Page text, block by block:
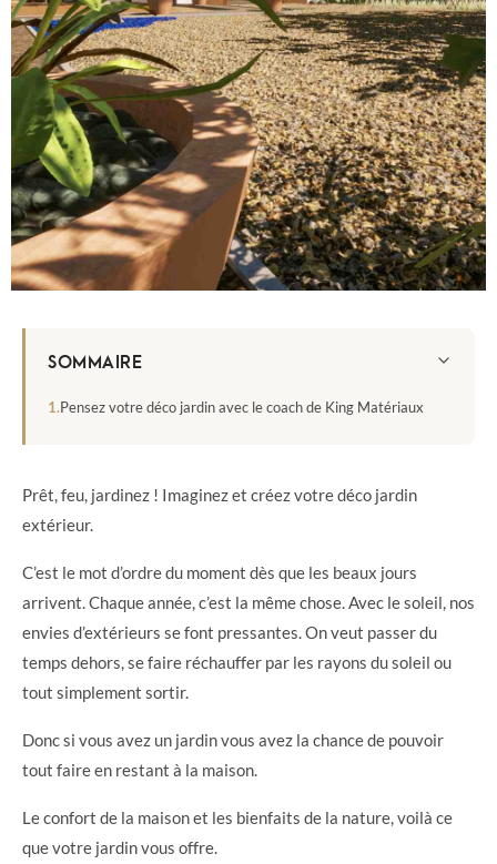
SOMMAIRE
Pensez votre déco jardin avec le coach de King Matériaux
Prêt, feu, jardinez ! Imaginez et créez votre déco jardin
extérieur.
C’est le mot d’ordre du moment dès que les beaux jours
arrivent. Chaque année, c’est la même chose. Avec le soleil, nos
envies d’extérieurs se font pressantes. On veut passer du
temps dehors, se faire réchauffer par les rayons du soleil ou
tout simplement sortir.
Donc si vous avez un jardin vous avez la chance de pouvoir
tout faire en restant à la maison.
Le confort de la maison et les bienfaits de la nature, voilà ce
que votre jardin vous offre.